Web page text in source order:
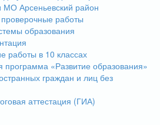
МО Арсеньевский район
работы
образования
работы в 10 классах
программа «Развитие образования»
граждан и лиц без
аттестация (ГИА)